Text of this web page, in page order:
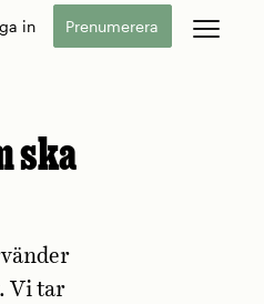
in Prenumerera
ska
Vi tar